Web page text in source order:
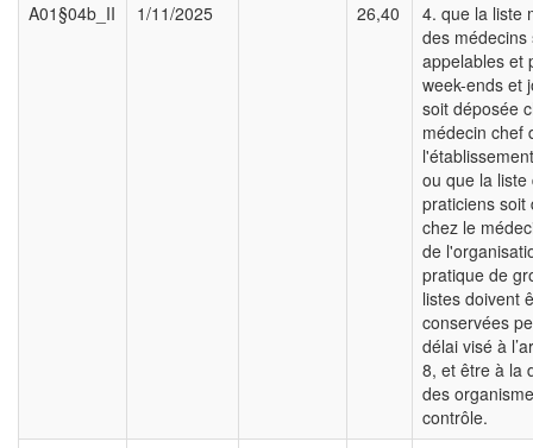
A01§04b_II
1/11/2025 26,40
4. que la liste
des médecins
appelables et
week-ends et
soit déposée
médecin chef
ou que la liste
praticiens soit
chez le
de
pratique de
listes doivent
conservées
délai visé à
8, et être à la
des
contrôle.